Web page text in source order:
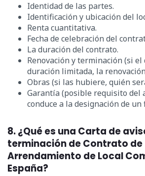
Identidad de las partes.
Identificación y ubicación del
Renta cuantitativa.
Fecha de celebración del
La duración del contrato.
Renovación y terminación (si
duración limitada, la
Obras (si las hubiere, quién
Garantía (posible requisito del
conduce a la designación de un
8. ¿Qué es una Carta de
terminación de Contrato de
Arrendamiento de Local
España?